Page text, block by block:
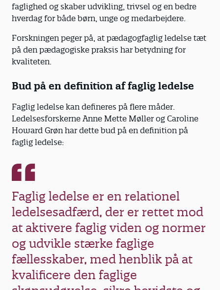
faglighed og skaber udvikling, trivsel og en bedre
hverdag for både børn, unge og medarbejdere.
Forskningen peger på, at pædagogfaglig ledelse tæt
på den pædagogiske praksis har betydning for
kvaliteten.
Bud på en definition af faglig ledelse
Faglig ledelse kan defineres på flere måder.
Ledelsesforskerne Anne Mette Møller og Caroline
Howard Grøn har dette bud på en definition på
faglig ledelse:
Faglig ledelse er en relationel
ledelsesadfærd, der er rettet mod
at aktivere faglig viden og normer
og udvikle stærke faglige
fællesskaber, med henblik på at
kvalificere den faglige